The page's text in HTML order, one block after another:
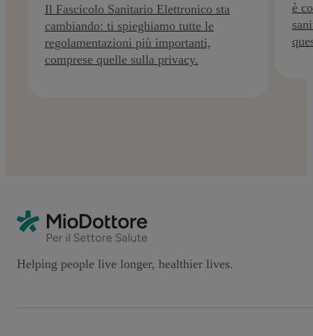
Il Fascicolo Sanitario Elettronico sta
cambiando: ti spieghiamo tutte le
regolamentazioni più importanti,
comprese quelle sulla privacy.
è
Helping people live longer, healthier lives.